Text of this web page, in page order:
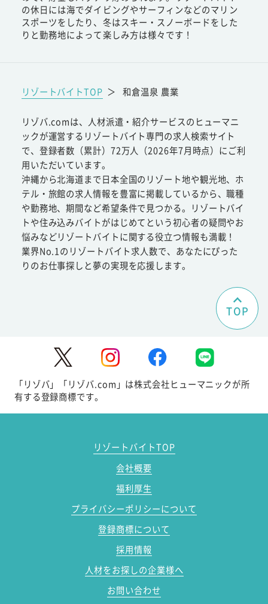
の休日には海でダイビングやサーフィンなどのマリン
スポーツをしたり、冬はスキー・スノーボードをした
りと勤務地によって楽しみ方は様々です！
リゾートバイトTOP ＞ 和倉温泉 農業
リゾバ.comは、人材派遣・紹介サービスのヒューマニ
ックが運営するリゾートバイト専門の求人検索サイト
で、登録者数（累計）72万人（2026年7月時点）にご利
用いただいています。
沖縄から北海道まで日本全国のリゾート地や観光地、ホ
テル・旅館の求人情報を豊富に掲載しているから、職種
や勤務地、期間など希望条件で見つかる。リゾートバイ
トや住み込みバイトがはじめてという初心者の疑問やお
悩みなどリゾートバイトに関する役立つ情報も満載！
業界No.1のリゾートバイト求人数で、あなたにぴった
りのお仕事探しと夢の実現を応援します。
TOP
「リゾバ」「リゾバ.com」は株式会社ヒューマニックが所
有する登録商標です。
リゾートバイトTOP
会社概要
福利厚生
プライバシーポリシーについて
登録商標について
採用情報
人材をお探しの企業様へ
お問い合わせ